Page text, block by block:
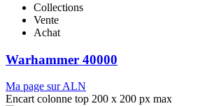
Collections
Vente
Achat
Warhammer 40000
Ma page sur ALN
Encart colonne top 200 x 200 px max